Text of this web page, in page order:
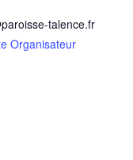
talence.fr
Organisateur